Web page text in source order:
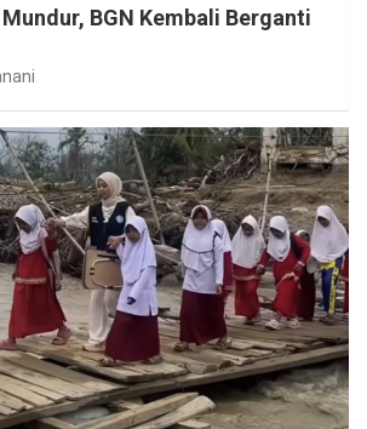
BGN Kembali Berganti